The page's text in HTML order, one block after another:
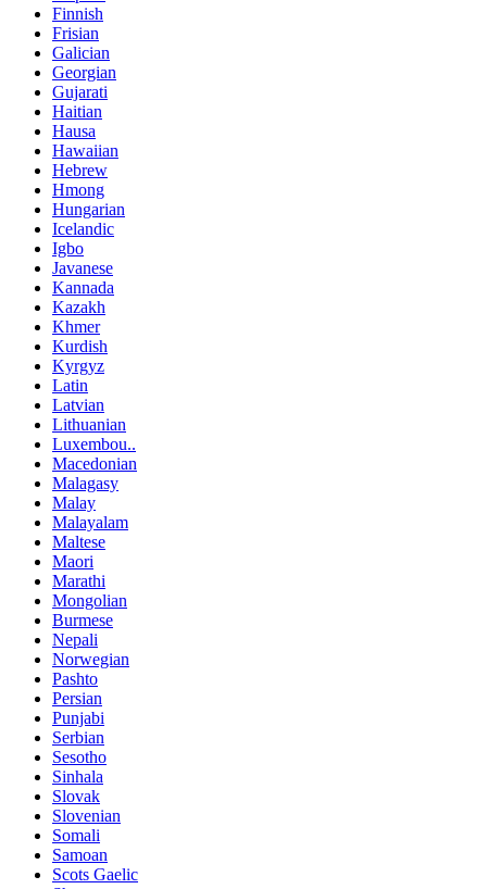
Finnish
Frisian
Galician
Georgian
Gujarati
Haitian
Hausa
Hawaiian
Hebrew
Hmong
Hungarian
Icelandic
Igbo
Javanese
Kannada
Kazakh
Khmer
Kurdish
Kyrgyz
Latin
Latvian
Lithuanian
Luxembou..
Macedonian
Malagasy
Malay
Malayalam
Maltese
Maori
Marathi
Mongolian
Burmese
Nepali
Norwegian
Pashto
Persian
Punjabi
Serbian
Sesotho
Sinhala
Slovak
Slovenian
Somali
Samoan
Scots Gaelic